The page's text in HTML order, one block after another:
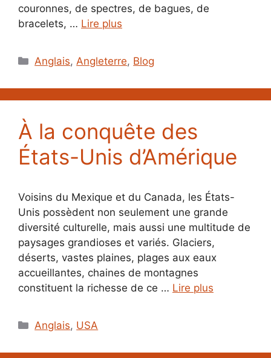
couronnes, de spectres, de bagues, de
bracelets, … Lire plus
Catégories
Anglais, Angleterre, Blog
À la conquête des
États-Unis d’Amérique
Voisins du Mexique et du Canada, les États-
Unis possèdent non seulement une grande
diversité culturelle, mais aussi une multitude de
paysages grandioses et variés. Glaciers,
déserts, vastes plaines, plages aux eaux
accueillantes, chaines de montagnes
constituent la richesse de ce … Lire plus
Catégories
Anglais, USA